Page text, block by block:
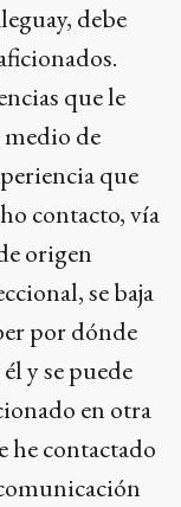
debe
que le
de
que
contacto, vía
origen
se baja
por dónde
y se puede
en otra
he contactado